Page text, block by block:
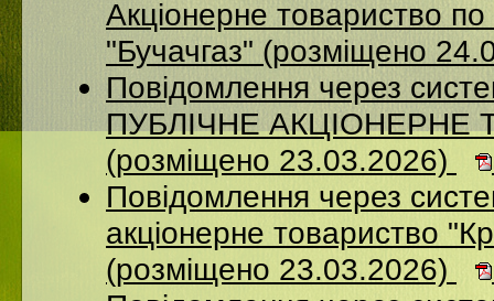
Акціонерне товариство по
"Бучачгаз" (розміщено
Повідомлення через
ПУБЛІЧНЕ АКЦІОНЕРНЕ
(розміщено 23.03.2026)
Повідомлення через
акцiонерне товариство
(розміщено 23.03.2026)